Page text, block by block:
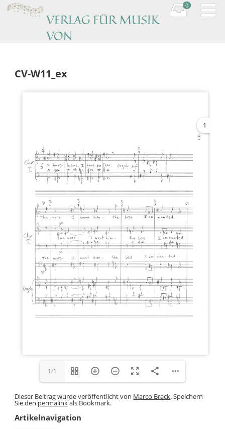
VERLAG FÜR MUSIK
VON
0
CV-W11_ex
1
1/1
Dieser Beitrag wurde veröffentlicht von Marco Brack. Speichern
Sie den permalinkals Bookmark.
Artikelnavigation